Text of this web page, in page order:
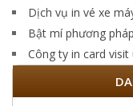
Dịch vụ in vé xe
Bật mí phương
Công ty in card